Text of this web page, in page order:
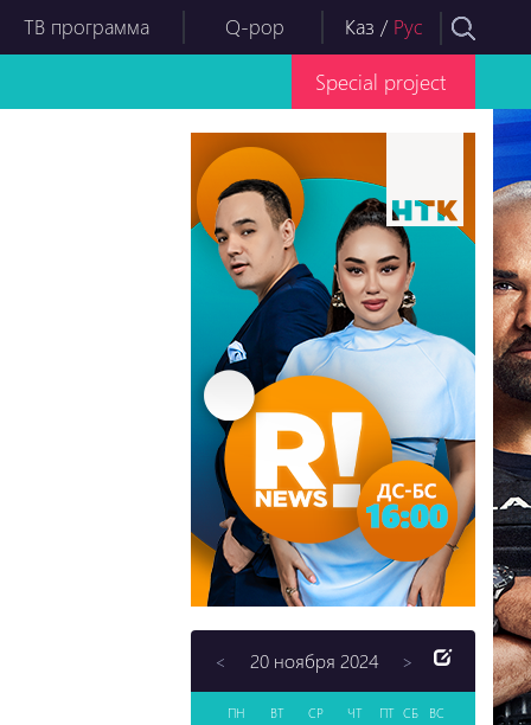
Каз / Рус
ТВ программа Q-pop
Special project
< 20 ноября 2024 >
ПН ВТ СР ЧТ ПТ СБ ВС